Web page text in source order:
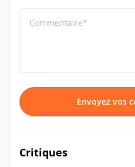
Commentaire*
Envoyez vos
Critiques